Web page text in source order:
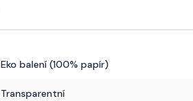
Eko balení (100% papír)
Transparentní